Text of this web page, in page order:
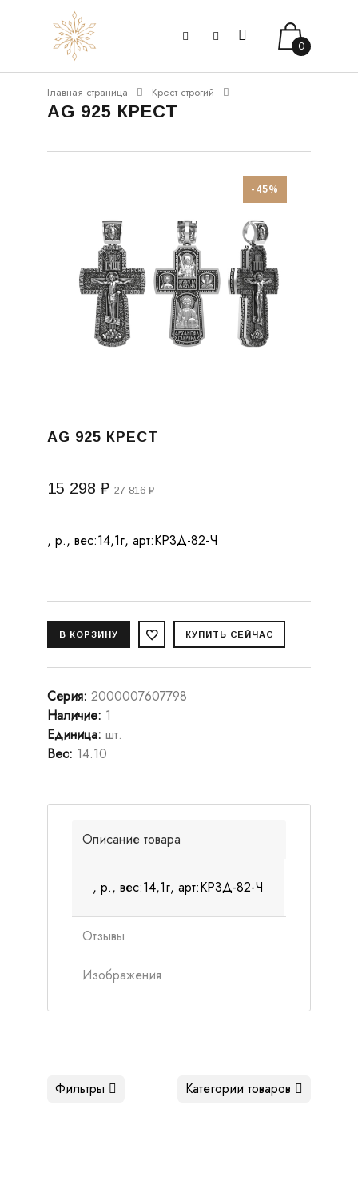
0
Главная страница Крест строгий
AG 925 КРЕСТ
-45%
AG 925 КРЕСТ
15 298 ₽ 27 816 ₽
, р., вес:14,1г, арт:КР3Д-82-Ч
Серия: 2000007607798
Наличие: 1
Единица: шт.
Вес: 14.10
Описание товара
, р., вес:14,1г, арт:КР3Д-82-Ч
Отзывы
Изображения
Категории товаров
Фильтры